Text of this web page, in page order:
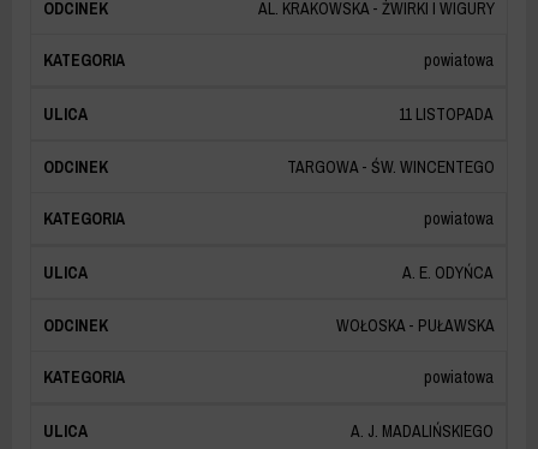
AL. KRAKOWSKA - ŻWIRKI I WIGURY
powiatowa
11 LISTOPADA
TARGOWA - ŚW. WINCENTEGO
powiatowa
A. E. ODYŃCA
WOŁOSKA - PUŁAWSKA
powiatowa
A. J. MADALIŃSKIEGO